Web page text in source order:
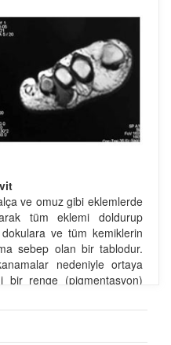
ve omuz gibi eklemlerde
tüm eklemi doldurup
ve tüm kemiklerin
sebep olan bir tablodur.
nedeniyle ortaya
bir renge (pigmentasyon)
eklem hareketlerinin
eriyen kemiklerin kırılıp
hale gelmesine kadar